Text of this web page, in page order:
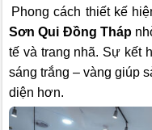
Phong cách thiết kế
Sơn Qui Đồng Tháp
tế và trang nhã. Sự kết
sáng trắng – vàng giúp
diện hơn.